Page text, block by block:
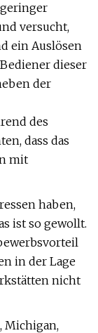
versucht,
ein Auslösen
dieser
der
des
dass das
mit
haben,
ist so gewollt.
in der Lage
nicht
Michigan,